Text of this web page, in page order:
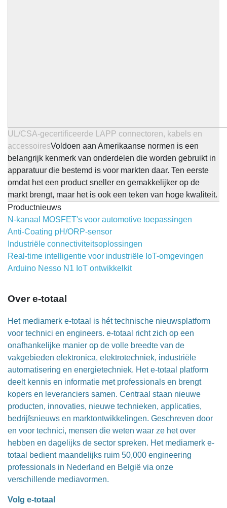
UL/CSA-gecertificeerde LAPP connectoren, kabels en
accessoiresVoldoen aan Amerikaanse normen is een
belangrijk kenmerk van onderdelen die worden gebruikt in
apparatuur die bestemd is voor markten daar. Ten eerste
omdat het een product sneller en gemakkelijker op de
markt brengt, maar het is ook een teken van hoge kwaliteit.
Productnieuws
N-kanaal MOSFET's voor automotive toepassingen
Anti-Coating pH/ORP-sensor
Industriële connectiviteitsoplossingen
Real-time intelligentie voor industriële IoT-omgevingen
Arduino Nesso N1 IoT ontwikkelkit
Over e-totaal
Het mediamerk e-totaal is hét technische nieuwsplatform
voor technici en engineers. e-totaal richt zich op een
onafhankelijke manier op de volle breedte van de
vakgebieden elektronica, elektrotechniek, industriële
automatisering en energietechniek. Het e-totaal platform
deelt kennis en informatie met professionals en brengt
kopers en leveranciers samen. Centraal staan nieuwe
producten, innovaties, nieuwe technieken, applicaties,
bedrijfsnieuws en marktontwikkelingen. Geschreven door
en voor technici, mensen die weten waar ze het over
hebben en dagelijks de sector spreken. Het mediamerk e-
totaal bedient maandelijks ruim 50,000 engineering
professionals in Nederland en België via onze
verschillende mediavormen.
Volg e-totaal